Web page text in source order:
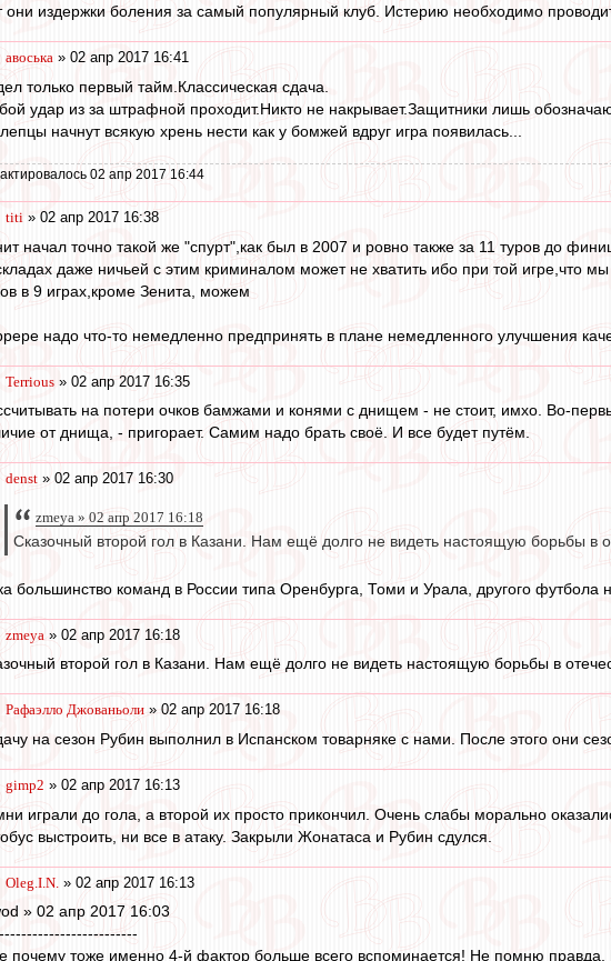
они издержки боления за самый популярный клуб. Истерию необходимо
авоська » 02 апр 2017 16:41
только первый тайм.Классическая сдача.
удар из за штрафной проходит.Никто не накрывает.Защитники лишь
начнут всякую хрень нести как у бомжей вдруг игра появилась...
02 апр 2017 16:44
titi » 02 апр 2017 16:38
начал точно такой же "спурт",как был в 2007 и ровно также за 11 туров до
даже ничьей с этим криминалом может не хватить ибо при той игре,что
в 9 играх,кроме Зенита, можем
надо что-то немедленно предпринять в плане немедленного улучшения
Terrious » 02 апр 2017 16:35
на потери очков бамжами и конями с днищем - не стоит, имхо. Во-
от днища, - пригорает. Самим надо брать своё. И все будет путём.
denst » 02 апр 2017 16:30
zmeya » 02 апр 2017 16:18
Сказочный второй гол в Казани. Нам ещё долго не видеть настоящую борьбы в
большинство команд в России типа Оренбурга, Томи и Урала, другого футбола
zmeya » 02 апр 2017 16:18
второй гол в Казани. Нам ещё долго не видеть настоящую борьбы в
Рафаэлло Джованьоли » 02 апр 2017 16:18
на сезон Рубин выполнил в Испанском товарняке с нами. После этого они
gimp2 » 02 апр 2017 16:13
играли до гола, а второй их просто прикончил. Очень слабы морально
выстроить, ни все в атаку. Закрыли Жонатаса и Рубин сдулся.
Oleg.I.N. » 02 апр 2017 16:13
» 02 апр 2017 16:03
почему тоже именно 4-й фактор больше всего вспоминается! Не помню